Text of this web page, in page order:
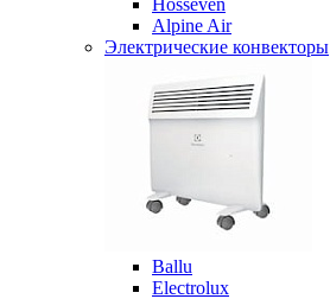
Hosseven
Alpine Air
Электрические конвекторы
Ballu
Electrolux